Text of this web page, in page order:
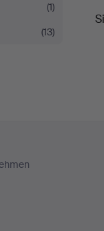
(1)
(13)